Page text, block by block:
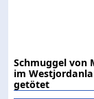
Schmuggel von
im
getötet